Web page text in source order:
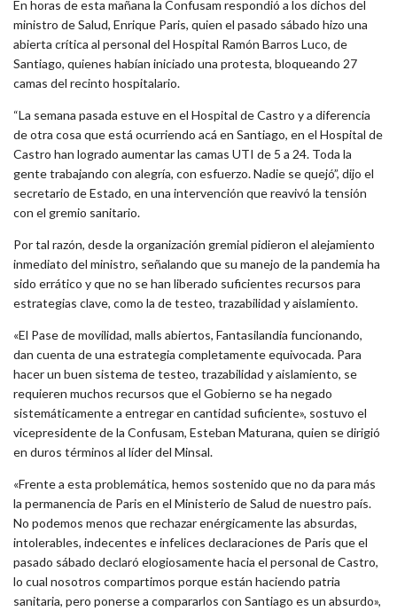
En horas de esta mañana la Confusam respondió a los dichos del
ministro de Salud, Enrique Paris, quien el pasado sábado hizo una
abierta crítica al personal del Hospital Ramón Barros Luco, de
Santiago, quienes habían iniciado una protesta, bloqueando 27
camas del recinto hospitalario.
“La semana pasada estuve en el Hospital de Castro y a diferencia
de otra cosa que está ocurriendo acá en Santiago, en el Hospital de
Castro han logrado aumentar las camas UTI de 5 a 24. Toda la
gente trabajando con alegría, con esfuerzo. Nadie se quejó”, dijo el
secretario de Estado, en una intervención que reavivó la tensión
con el gremio sanitario.
Por tal razón, desde la organización gremial pidieron el alejamiento
inmediato del ministro, señalando que su manejo de la pandemia ha
sido errático y que no se han liberado suficientes recursos para
estrategias clave, como la de testeo, trazabilidad y aislamiento.
«El Pase de movilidad, malls abiertos, Fantasilandia funcionando,
dan cuenta de una estrategia completamente equivocada. Para
hacer un buen sistema de testeo, trazabilidad y aislamiento, se
requieren muchos recursos que el Gobierno se ha negado
sistemáticamente a entregar en cantidad suficiente», sostuvo el
vicepresidente de la Confusam, Esteban Maturana, quien se dirigió
en duros términos al líder del Minsal.
«Frente a esta problemática, hemos sostenido que no da para más
la permanencia de Paris en el Ministerio de Salud de nuestro país.
No podemos menos que rechazar enérgicamente las absurdas,
intolerables, indecentes e infelices declaraciones de Paris que el
pasado sábado declaró elogiosamente hacia el personal de Castro,
lo cual nosotros compartimos porque están haciendo patria
sanitaria, pero ponerse a compararlos con Santiago es un absurdo»,